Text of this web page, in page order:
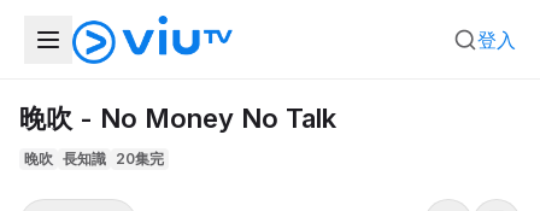
登入
晚吹 - No Money No Talk
晚吹 長知識 20集完